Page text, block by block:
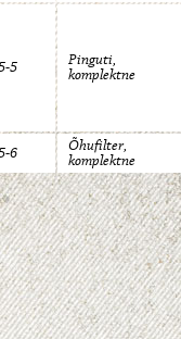
5
Pinguti,
komplektne
6
Õhufilter,
komplektne